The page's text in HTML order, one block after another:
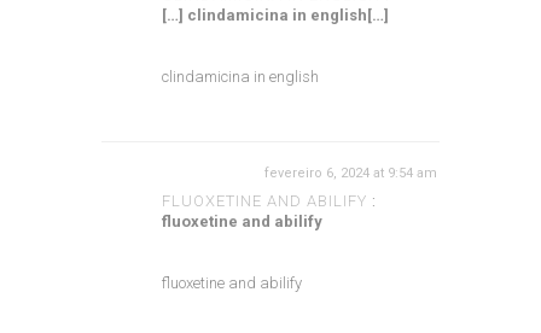
[…] clindamicina in english[…]
clindamicina in english
FLUOXETINE AND ABILIFY :
fevereiro 6, 2024 at 9:54 am
fluoxetine and abilify
fluoxetine and abilify